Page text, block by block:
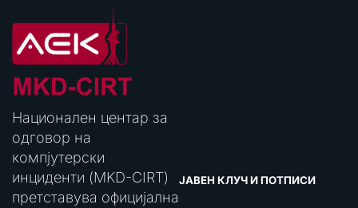
Национален центар за
одговор на
компјутерски
инциденти (MKD-CIRT)
претставува официјална
ЈАВЕН КЛУЧ И ПОТПИСИ